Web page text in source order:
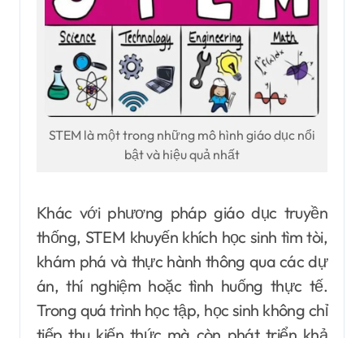
STEM là một trong những mô hình giáo dục nổi
bật và hiệu quả nhất
Khác với phương pháp giáo dục truyền
thống, STEM khuyến khích học sinh tìm tòi,
khám phá và thực hành thông qua các dự
án, thí nghiệm hoặc tình huống thực tế.
Trong quá trình học tập, học sinh không chỉ